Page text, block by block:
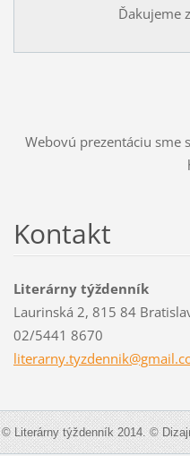
Ďakujeme
Webovú prezentáciu
Kontakt
Literárny týždenník
Laurinská 2, 815 84
02/5441 8670
literarny.tyzdennik@gmai
© Literárny týždenník 2014. ©